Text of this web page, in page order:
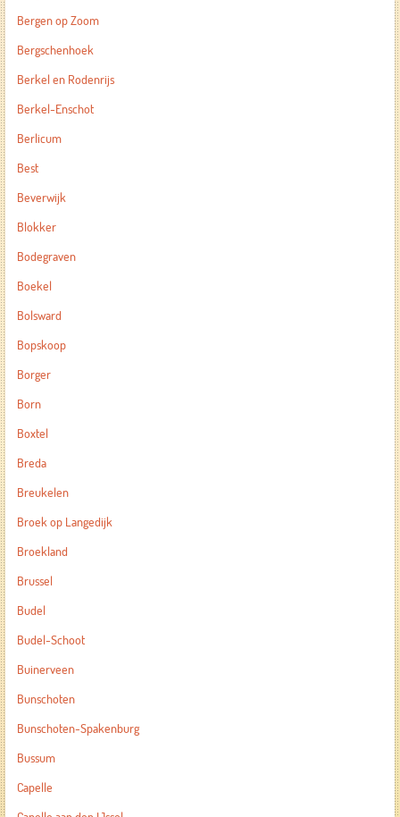
Bergen op Zoom
Bergschenhoek
Berkel en Rodenrijs
Berkel-Enschot
Berlicum
Best
Beverwijk
Blokker
Bodegraven
Boekel
Bolsward
Bopskoop
Borger
Born
Boxtel
Breda
Breukelen
Broek op Langedijk
Broekland
Brussel
Budel
Budel-Schoot
Buinerveen
Bunschoten
Bunschoten-Spakenburg
Bussum
Capelle